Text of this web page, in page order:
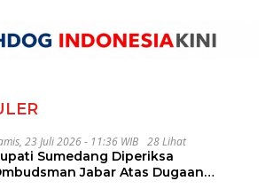
23 Juli 2026 - 11:36 WIB 28 Lihat
Sumedang Diperiksa
Jabar Atas Dugaan